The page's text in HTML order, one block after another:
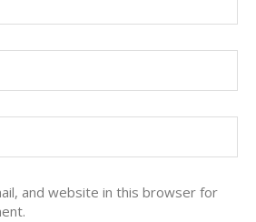
and website in this browser for